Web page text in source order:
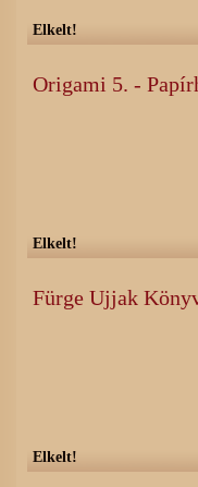
Elkelt!
Origami 5. -
Elkelt!
Fürge Ujjak
Elkelt!